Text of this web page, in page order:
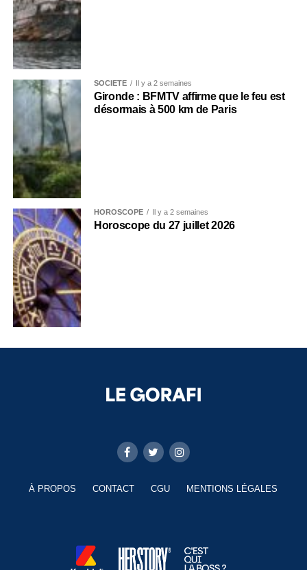
SOCIÉTÉ Il y a 2 semaines
Gironde : BFMTV affirme que le feu est
désormais à 500 km de Paris
HOROSCOPE Il y a 2 semaines
Horoscope du 27 juillet 2026
À PROPOS CONTACT CGU MENTIONS LÉGALES